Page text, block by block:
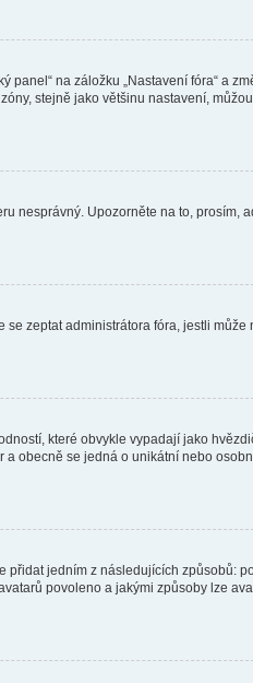
na záložku „Nastavení fóra“ a
stejně jako většinu nastavení,
nesprávný. Upozorněte na to, prosím,
zeptat administrátora fóra, jestli
které obvykle vypadají jako
obecně se jedná o unikátní nebo
přidat jedním z následujících způsobů:
povoleno a jakými způsoby lze